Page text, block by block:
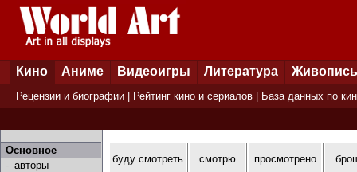
Кино Аниме Видеоигры Литература Живопись
Рецензии и биографии Рейтинг кино и сериалов База данных по
Основное
- авторы
буду смотреть смотрю просмотрено